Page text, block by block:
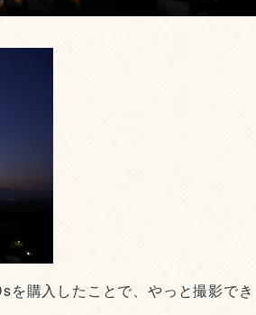
購入したことで、やっと撮影でき